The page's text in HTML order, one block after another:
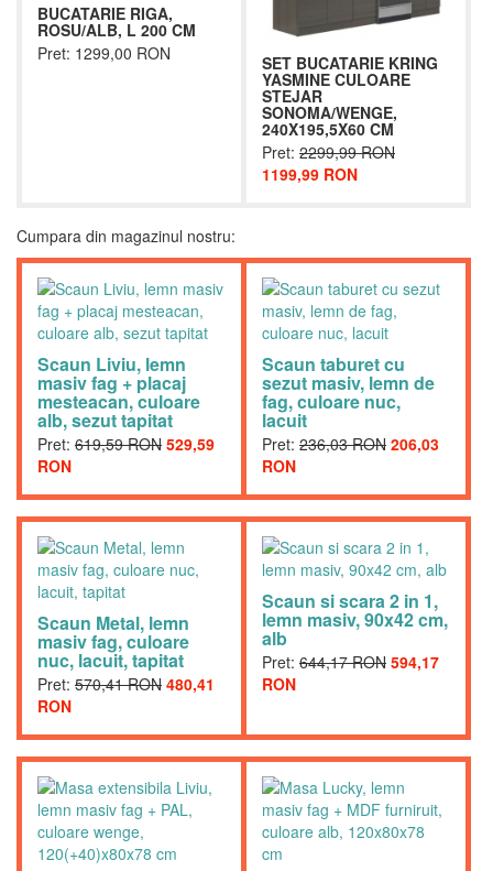
BUCATARIE RIGA,
ROSU/ALB, L 200 CM
Pret: 1299,00 RON
SET BUCATARIE KRING
YASMINE CULOARE
STEJAR
SONOMA/WENGE,
240X195,5X60 CM
Pret: 2299,99 RON
1199,99 RON
Cumpara din magazinul nostru:
Scaun Liviu, lemn
masiv fag + placaj
mesteacan, culoare
alb, sezut tapitat
Pret: 619,59 RON 529,59
RON
Scaun taburet cu
sezut masiv, lemn de
fag, culoare nuc,
lacuit
Pret: 236,03 RON 206,03
RON
Scaun Metal, lemn
masiv fag, culoare
nuc, lacuit, tapitat
Pret: 570,41 RON 480,41
RON
Scaun si scara 2 in 1,
lemn masiv, 90x42 cm,
alb
Pret: 644,17 RON 594,17
RON